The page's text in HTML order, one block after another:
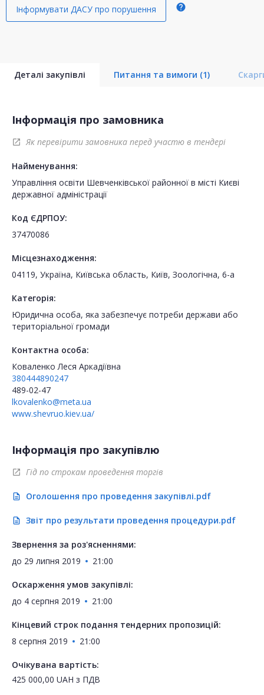
Інформувати ДАСУ про порушення help
Деталі закупівлі Питання та вимоги (1)
Інформація про замовника
open_in_new Як перевірити замовника перед участю в тендері
Найменування:
Управління освіти Шевченківської районної в місті Києві
державної адміністрації
Код ЄДРПОУ:
37470086
Місцезнаходження:
04119, Україна, Київська область, Київ, Зоологічна, 6-а
Категорія:
Юридична особа, яка забезпечує потреби держави або
територіальної громади
Контактна особа:
Коваленко Леся Аркадіївна
380444890247
489-02-47
lkovalenko@meta.ua
www.shevruo.kiev.ua/
Інформація про закупівлю
open_in_new Гід по строкам проведення торгів
description Оголошення про проведення закупівлі.pdf
description Звіт про результати проведення процедури.pdf
Звернення за роз'ясненнями:
до 29 липня 2019 21:00
Оскарження умов закупівлі:
до 4 серпня 2019 21:00
Кінцевий строк подання тендерних пропозицій:
8 серпня 2019
21:00
Очікувана вартість:
425 000,00 UAH з ПДВ